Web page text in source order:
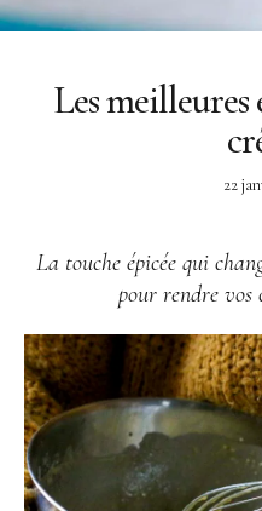
Les
22
La touche épicée qui
pour rendre vos